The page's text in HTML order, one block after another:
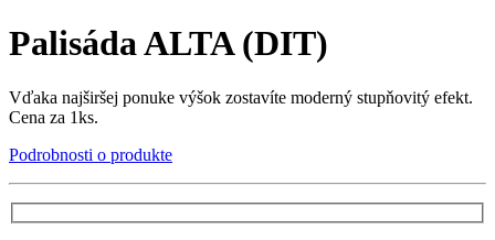
Palisáda ALTA (DIT)
Vďaka najširšej ponuke výšok zostavíte moderný stupňovitý efekt.
Cena za 1ks.
Podrobnosti o produkte